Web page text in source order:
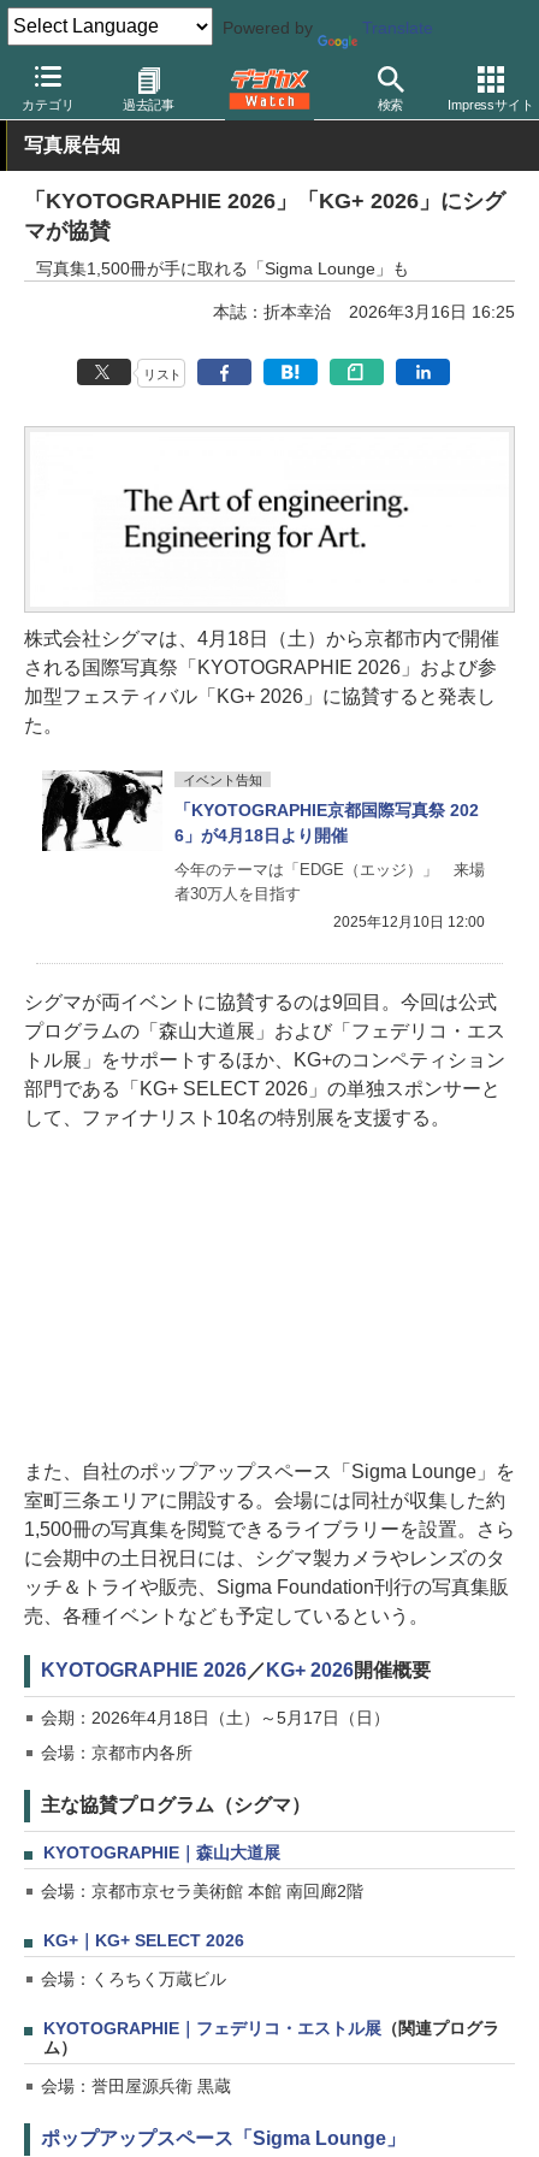
Powered by Translate
カテゴリ 過去記事 検索 Impressサイト
デジカメ Watch 業界動向 企業
写真展告知
「KYOTOGRAPHIE 2026」「KG+ 2026」にシグ
マが協賛
写真集1,500冊が手に取れる「Sigma Lounge」も
本誌：折本幸治 2026年3月16日 16:25
リスト
株式会社シグマは、4月18日（土）から京都市内で開催
される国際写真祭「KYOTOGRAPHIE 2026」および参
加型フェスティバル「KG+ 2026」に協賛すると発表し
た。
イベント告知
「KYOTOGRAPHIE京都国際写真祭 202
6」が4月18日より開催
今年のテーマは「EDGE（エッジ）」 来場
者30万人を目指す
2025年12月10日 12:00
シグマが両イベントに協賛するのは9回目。今回は公式
プログラムの「森山大道展」および「フェデリコ・エス
トル展」をサポートするほか、KG+のコンペティション
部門である「KG+ SELECT 2026」の単独スポンサーと
して、ファイナリスト10名の特別展を支援する。
また、自社のポップアップスペース「Sigma Lounge」を
室町三条エリアに開設する。会場には同社が収集した約
1,500冊の写真集を閲覧できるライブラリーを設置。さら
に会期中の土日祝日には、シグマ製カメラやレンズのタ
ッチ＆トライや販売、Sigma Foundation刊行の写真集販
売、各種イベントなども予定しているという。
KYOTOGRAPHIE 2026／ KG+ 2026開催概要
会期：2026年4月18日（土）～5月17日（日）
会場：京都市内各所
主な協賛プログラム（シグマ）
KYOTOGRAPHIE｜森山大道展
会場：京都市京セラ美術館 本館 南回廊2階
KG+｜KG+ SELECT 2026
会場：くろちく万蔵ビル
KYOTOGRAPHIE｜フェデリコ・エストル展（関連プログラ
ム）
会場：誉田屋源兵衛 黒蔵
ポップアップスペース「Sigma Lounge」